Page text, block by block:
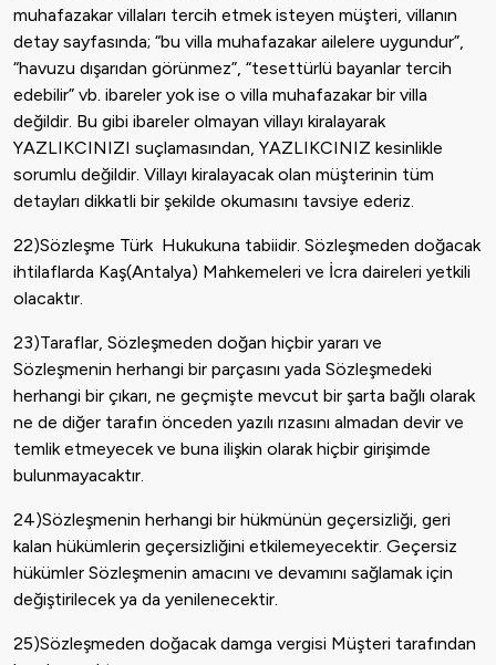
muhafazakar villaları tercih etmek isteyen müşteri, villanın
detay sayfasında; “bu villa muhafazakar ailelere uygundur”,
“havuzu dışarıdan görünmez”, “tesettürlü bayanlar tercih
edebilir” vb. ibareler yok ise o villa muhafazakar bir villa
değildir. Bu gibi ibareler olmayan villayı kiralayarak
YAZLIKCINIZI suçlamasından, YAZLIKCINIZ kesinlikle
sorumlu değildir. Villayı kiralayacak olan müşterinin tüm
detayları dikkatli bir şekilde okumasını tavsiye ederiz.
22)Sözleşme Türk Hukukuna tabiidir. Sözleşmeden doğacak
ihtilaflarda Kaş(Antalya) Mahkemeleri ve İcra daireleri yetkili
olacaktır.
23)Taraflar, Sözleşmeden doğan hiçbir yararı ve
Sözleşmenin herhangi bir parçasını yada Sözleşmedeki
herhangi bir çıkarı, ne geçmişte mevcut bir şarta bağlı olarak
ne de diğer tarafın önceden yazılı rızasını almadan devir ve
temlik etmeyecek ve buna ilişkin olarak hiçbir girişimde
bulunmayacaktır.
24)Sözleşmenin herhangi bir hükmünün geçersizliği, geri
kalan hükümlerin geçersizliğini etkilemeyecektir. Geçersiz
hükümler Sözleşmenin amacını ve devamını sağlamak için
değiştirilecek ya da yenilenecektir.
25)Sözleşmeden doğacak damga vergisi Müşteri tarafından